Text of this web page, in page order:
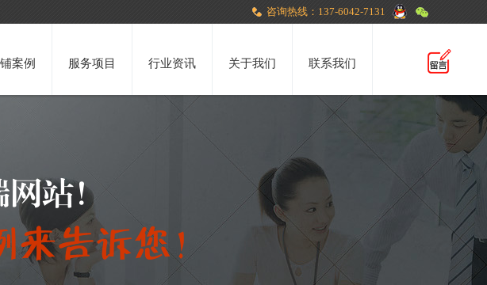
咨询热线：137-6042-7131
案例 服务项目 行业资讯 关于我们 联系我们